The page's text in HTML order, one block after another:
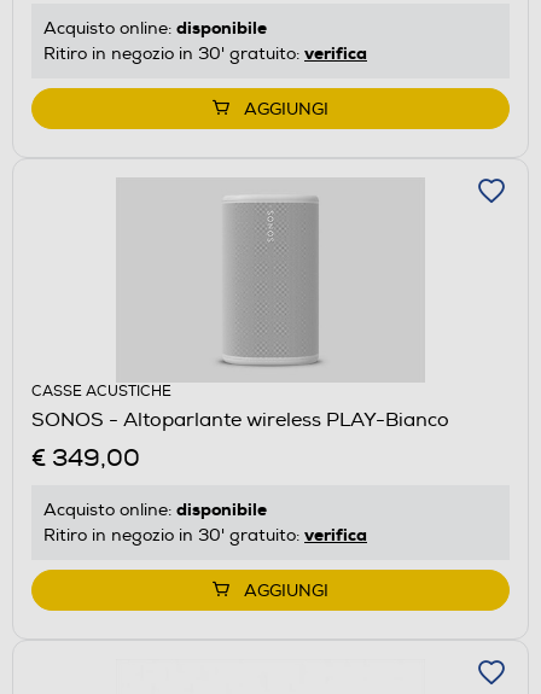
Acquisto online: disponibile
Ritiro in negozio in 30' gratuito: verifica
AGGIUNGI
CASSE ACUSTICHE
SONOS - Altoparlante wireless PLAY-Bianco
€ 349,00
Acquisto online: disponibile
Ritiro in negozio in 30' gratuito: verifica
AGGIUNGI